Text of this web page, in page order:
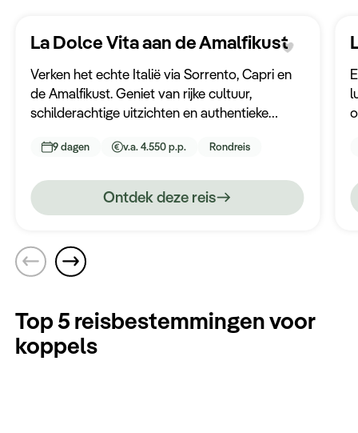
La Dolce Vita aan de Amalfikust
Verken het echte Italië via Sorrento, Capri en
de Amalfikust. Geniet van rijke cultuur,
schilderachtige uitzichten en authentieke
9 dagen v.a. 4.550 p.p. Rondreis
Ontdek deze reis
Top 5 reisbestemmingen voor
koppels